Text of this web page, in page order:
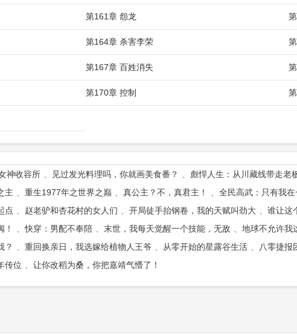
第161章 怨龙
第164章 杀害李荣
第167章 百姓消失
第170章 控制
神收容所 见过发光料理吗，你就画美食番？ 彪悍人生：从川藏线带走老
主
重生1977年之世界之巅 真公主？不，真君主！ 全民高武：只有我
点
赵老驴和杏花村的女人们 开局徒手抬钢卷，我的天赋叫劲大
谁让这
快穿：男配不奉陪 末世，我每天觉醒一个技能，无敌 地球不允许我
？
重回换亲日，我选嫁给植物人王爷 从零开始的星露谷生活 八零捷报
传位
让你改稻为桑，你把嘉靖气懵了！